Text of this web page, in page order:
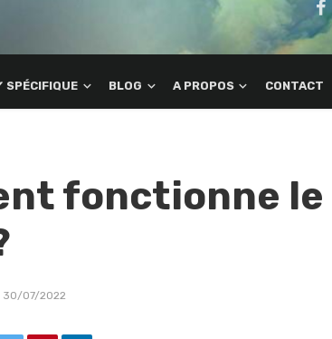
SPÉCIFIQUE BLOG A PROPOS CONTACT
fonctionne
30/07/2022